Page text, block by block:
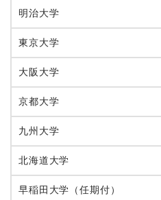
明治大学
東京大学
大阪大学
京都大学
九州大学
北海道大学
早稲田大学（任期付）